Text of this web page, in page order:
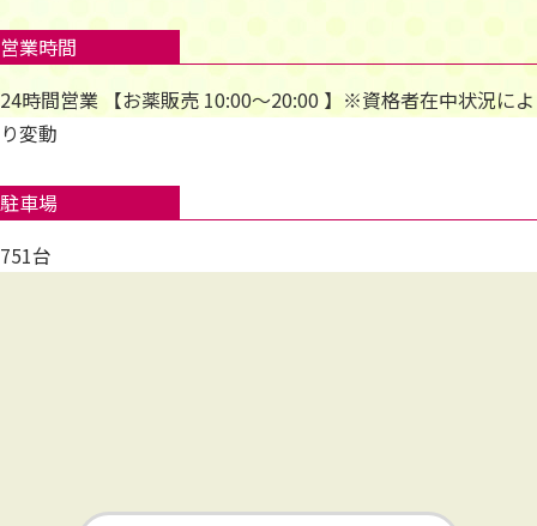
営業時間
24時間営業 【お薬販売 10:00～20:00 】※資格者在中状況によ
り変動
駐車場
751台